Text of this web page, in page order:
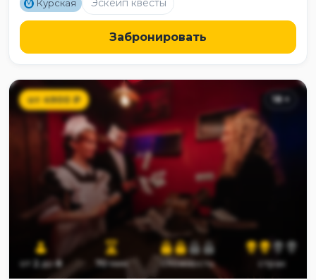
Курская Эскейп квесты
Забронировать
от4900₽ 18+
от 2до8 70мин сложность страх